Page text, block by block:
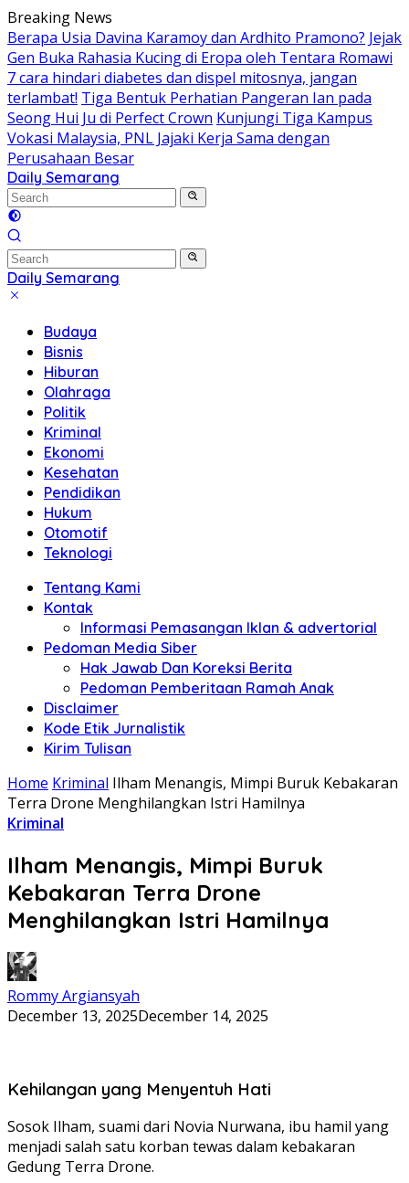
Skip
to
content
Breaking News
Berapa Usia Davina Karamoy dan Ardhito Pramono? Jejak
Gen Buka Rahasia Kucing di Eropa oleh Tentara Romawi
7 cara hindari diabetes dan dispel mitosnya, jangan
terlambat! Tiga Bentuk Perhatian Pangeran Ian pada
Seong Hui Ju di Perfect Crown Kunjungi Tiga Kampus
Vokasi Malaysia, PNL Jajaki Kerja Sama dengan
Perusahaan Besar
Daily Semarang
"Semarang
Hari
Ini:
Informasi
Terkini
untuk
Daily Semarang
"Semarang
Informasi
Terkini
untuk
Anda"
Budaya
Bisnis
Hiburan
Olahraga
Politik
Kriminal
Ekonomi
Kesehatan
Pendidikan
Hukum
Otomotif
Teknologi
Tentang Kami
Kontak
Informasi Pemasangan Iklan & advertorial
Pedoman Media Siber
Hak Jawab Dan Koreksi Berita
Pedoman Pemberitaan Ramah Anak
Disclaimer
Kode Etik Jurnalistik
Kirim Tulisan
Home Kriminal Ilham Menangis, Mimpi Buruk Kebakaran
Terra Drone Menghilangkan Istri Hamilnya
Kriminal
Ilham Menangis, Mimpi Buruk
Kebakaran Terra Drone
Menghilangkan Istri Hamilnya
Rommy Argiansyah
December 13, 2025December 14, 2025
Kehilangan yang Menyentuh Hati
Sosok Ilham, suami dari Novia Nurwana, ibu hamil yang
menjadi salah satu korban tewas dalam kebakaran
Gedung Terra Drone.